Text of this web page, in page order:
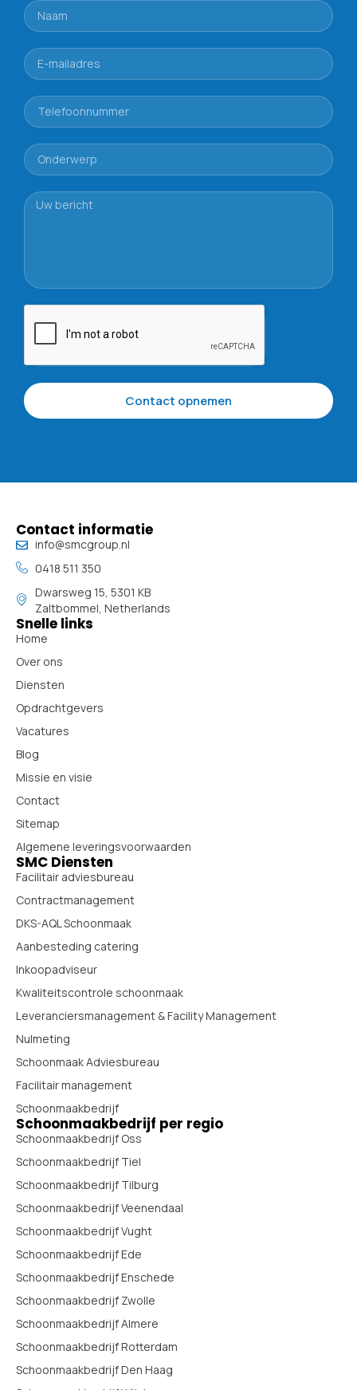
Contact opnemen
Contact informatie
info@smcgroup.nl
0418 511 350
Dwarsweg 15, 5301 KB
Zaltbommel, Netherlands
Snelle links
Home
Over ons
Diensten
Opdrachtgevers
Vacatures
Blog
Missie en visie
Contact
Sitemap
Algemene leveringsvoorwaarden
SMC Diensten
Facilitair adviesbureau
Contractmanagement
DKS-AQL Schoonmaak
Aanbesteding catering
Inkoopadviseur
Kwaliteitscontrole schoonmaak
Leveranciersmanagement & Facility Management
Nulmeting
Schoonmaak Adviesbureau
Facilitair management
Schoonmaakbedrijf
Schoonmaakbedrijf per regio
Schoonmaakbedrijf Oss
Schoonmaakbedrijf Tiel
Schoonmaakbedrijf Tilburg
Schoonmaakbedrijf Veenendaal
Schoonmaakbedrijf Vught
Schoonmaakbedrijf Ede
Schoonmaakbedrijf Enschede
Schoonmaakbedrijf Zwolle
Schoonmaakbedrijf Almere
Schoonmaakbedrijf Rotterdam
Schoonmaakbedrijf Den Haag